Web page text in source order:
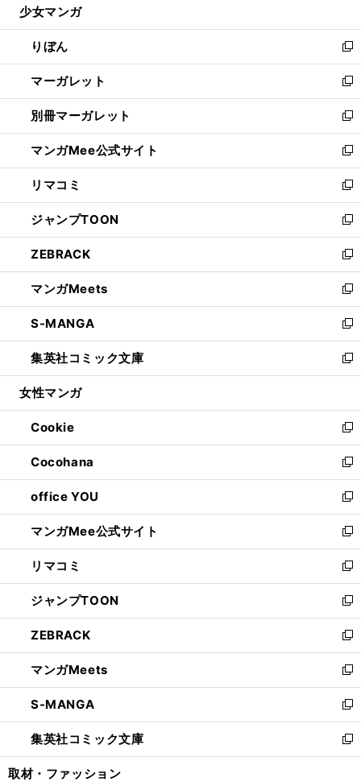
開
く
ウ
で
開
く
ン
ド
ウ
で
開
く
ウ
ィ
ン
ド
ウ
で
開
く
少女マンガ
りぼん
新
し
い
ウ
ィ
ン
ド
ウ
で
開
く
マーガレット
新
し
い
ウ
ィ
ン
ド
ウ
で
開
く
別冊マーガレット
新
し
い
ウ
ィ
ン
ド
ウ
で
開
く
マンガMee公式サイト
新
し
い
ウ
ィ
ン
ド
ウ
で
開
く
リマコミ
新
し
い
ウ
ィ
ン
ド
ウ
で
開
く
ジャンプTOON
新
し
い
ウ
ィ
ン
ド
ウ
で
開
ZEBRACK
新
し
い
ウ
ィ
ン
ド
ウ
開
く
マンガMeets
新
し
い
ウ
ィ
ン
ウ
で
開
く
S-MANGA
新
し
い
ウ
ン
ド
ウ
で
開
く
集英社コミック文庫
新
し
ウ
ィ
ン
ド
ウ
で
開
く
女性マンガ
Cookie
新
し
い
ウ
ィ
ン
ド
ウ
で
開
く
Cocohana
新
し
い
ウ
ィ
ン
ド
ウ
で
開
く
office YOU
新
し
い
ウ
ィ
ン
ド
ウ
で
開
く
マンガMee公式サイト
新
し
い
ウ
ィ
ン
ド
ウ
で
開
く
リマコミ
新
し
い
ウ
ィ
ン
ド
ウ
で
開
く
ジャンプTOON
新
し
い
ウ
ィ
ン
ド
ウ
で
開
ZEBRACK
新
し
い
ウ
ィ
ン
ド
ウ
マンガMeets
新
し
い
ウ
ィ
ン
S-MANGA
新
し
い
ウ
集英社コミック文庫
新
し
取材・ファッション